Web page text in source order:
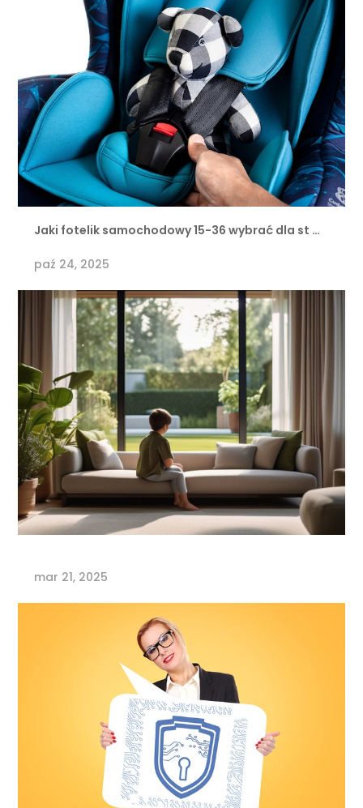
Jaki fotelik samochodowy 15-36 wybrać dla st …
paź 24, 2025
mar 21, 2025